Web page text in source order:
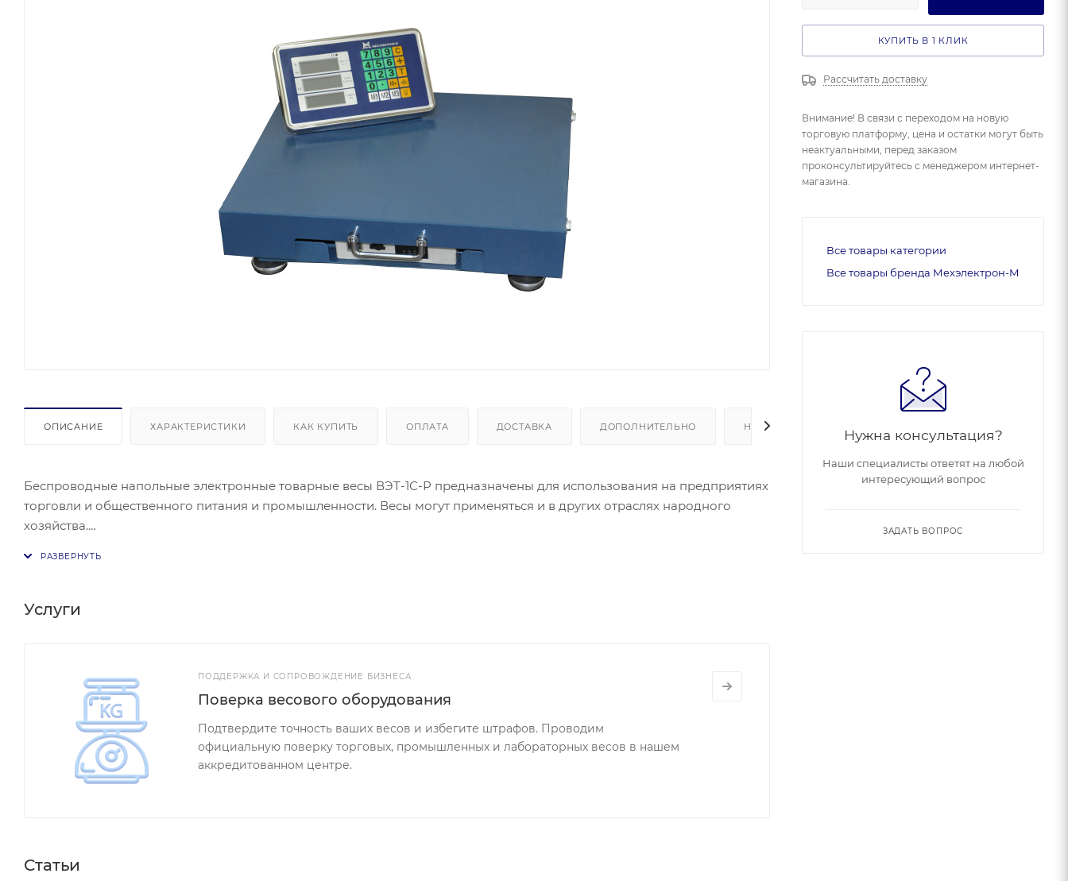
ОПИСАНИЕ ХАРАКТЕРИСТИКИ КАК КУПИТЬ ОПЛАТА ДОСТАВКА ДОПОЛНИТЕЛЬНО НАЛИЧИЕ
Беспроводные напольные электронные товарные весы ВЭТ-1С-Р предназначены для использования на предприятиях
торговли и общественного питания и промышленности. Весы могут применяться и в других отраслях народного
хозяйства.
Услуги
ПОДДЕРЖКА И СОПРОВОЖДЕНИЕ БИЗНЕСА
Поверка весового оборудования
Подтвердите точность ваших весов и избегите штрафов. Проводим
официальную поверку торговых, промышленных и лабораторных весов в нашем
аккредитованном центре.
Статьи
КУПИТЬ В 1 КЛИК
Рассчитать доставку
Внимание! В связи с переходом на новую
торговую платформу, цена и остатки могут быть
неактуальными, перед заказом
проконсультируйтесь с менеджером интернет-
магазина.
Все товары категории
Все товары бренда Мехэлектрон-М
Нужна консультация?
Наши специалисты ответят на любой
интересующий вопрос
ЗАДАТЬ ВОПРОС